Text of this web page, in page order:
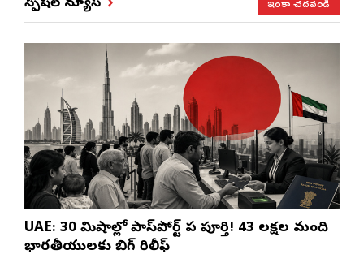
స్పెషల్ న్యూస్
UAE: 30 నిమిషాల్లో పాస్‌పోర్ట్ పని పూర్తి! 43 లక్షల మంది
భారతీయులకు బిగ్ రిలీఫ్